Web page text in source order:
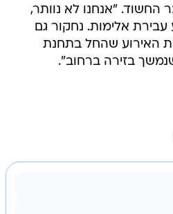
החשוד. "אנחנו לא נוותר,
אלימות. נחקור גם
האירוע שהחל בתחנת
בזירה ברחוב".